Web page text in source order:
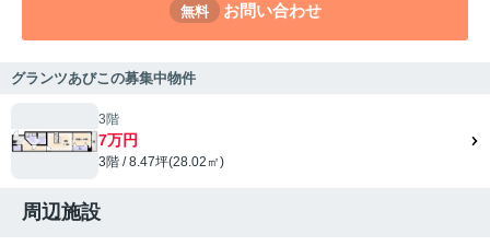
無料 お問い合わせ
グランツあびこの募集中物件
3階
7万円
3階 / 8.47坪(28.02㎡)
周辺施設